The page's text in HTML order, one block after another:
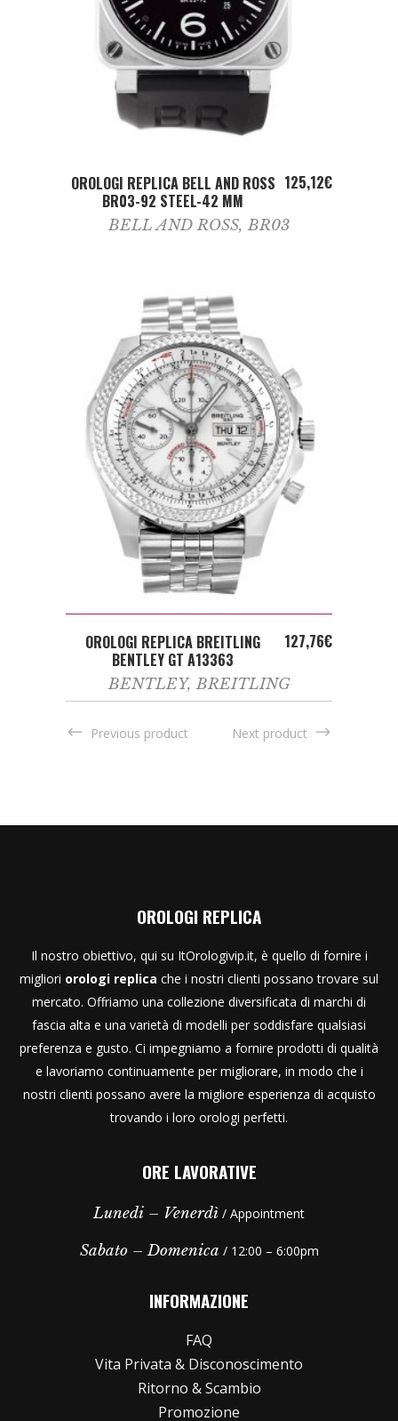
ADD TO CART
OROLOGI REPLICA BELL AND ROSS
BR03-92 STEEL-42 MM
125,12€
BELL AND ROSS,BR03
ADD TO CART
OROLOGI REPLICA BREITLING
BENTLEY GT A13363
127,76€
BENTLEY,BREITLING
Previous product Next product
OROLOGI REPLICA
Il nostro obiettivo, qui su ItOrologivip.it, è quello di fornire i
migliori orologi replica che i nostri clienti possano trovare sul
mercato. Offriamo una collezione diversificata di marchi di
fascia alta e una varietà di modelli per soddisfare qualsiasi
preferenza e gusto. Ci impegniamo a fornire prodotti di qualità
e lavoriamo continuamente per migliorare, in modo che i
nostri clienti possano avere la migliore esperienza di acquisto
trovando i loro orologi perfetti.
ORE LAVORATIVE
Lunedi – Venerdì / Appointment
Sabato – Domenica / 12:00 – 6:00pm
INFORMAZIONE
FAQ
Vita Privata & Disconoscimento
Ritorno & Scambio
Promozione